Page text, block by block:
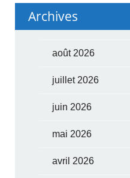
Archives
août 2026
juillet 2026
juin 2026
mai 2026
avril 2026